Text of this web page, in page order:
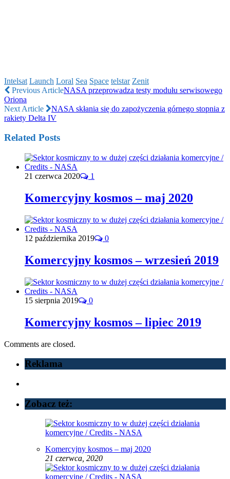
Intelsat Launch Loral Sea Space telstar Zenit
Previous ArticleNASA przeprowadza testy modułu serwisowego
Oriona
Next Article
NASA skłania się do zapożyczenia górnego stopnia z
rakiety Delta IV
Related Posts
21 czerwca 2020 1
Komercyjny kosmos – maj 2020
12 października 2019 0
Komercyjny kosmos – wrzesień 2019
15 sierpnia 2019 0
Komercyjny kosmos – lipiec 2019
Comments are closed.
Reklama
Zobacz też:
Komercyjny kosmos – maj 2020
21 czerwca, 2020